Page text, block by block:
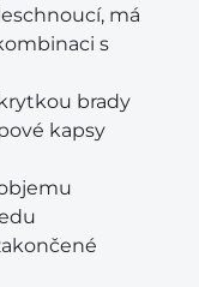
má
s
brady
kapsy